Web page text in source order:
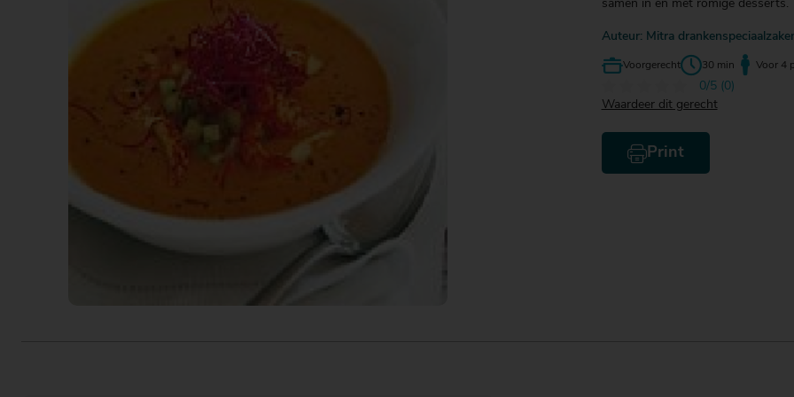
samen in en met romige desserts.
Auteur: Mitra
Voorgerecht 30 min Voor 4
0/5 (0)
Waardeer dit gerecht
Print